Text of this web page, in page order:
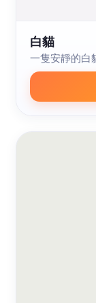
白貓
一隻安靜的白